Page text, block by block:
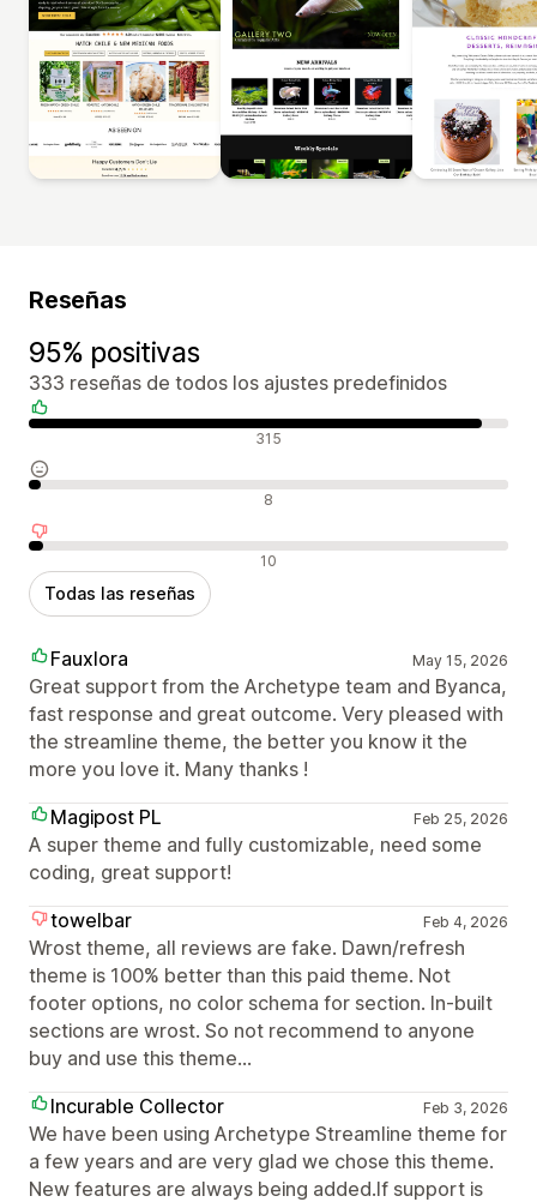
Reseñas
95% positivas
333 reseñas de todos los ajustes predefinidos
Reseñas positivas 315
Reseñas neutras 8
Reseñas negativas 10
Todas las reseñas
Fauxlora May 15, 2026
Great support from the Archetype team and Byanca,
fast response and great outcome. Very pleased with
the streamline theme, the better you know it the
more you love it. Many thanks !
Magipost PL
Feb 25, 2026
A super theme and fully customizable, need some
coding, great support!
towelbar
Feb 4, 2026
Wrost theme, all reviews are fake. Dawn/refresh
theme is 100% better than this paid theme. Not
footer options, no color schema for section. In-built
sections are wrost. So not recommend to anyone
buy and use this theme...
Incurable Collector
Feb 3, 2026
We have been using Archetype Streamline theme for
a few years and are very glad we chose this theme.
New features are always being added.If support is